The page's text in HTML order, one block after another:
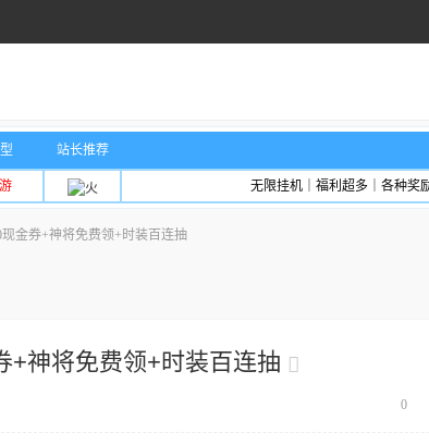
站长推荐
无限挂机｜福利超多｜各种奖
金券+神将免费领+时装百连抽
+神将免费领+时装百连抽
0